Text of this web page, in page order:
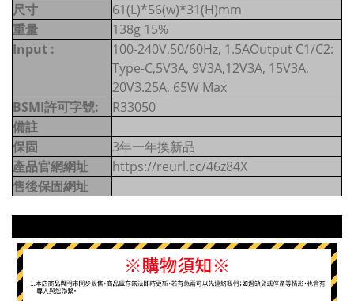
尺寸
61(L)*56(w)*31(H)mm
重量
138g 15%
Input :
100-240V,50/60Hz, 1.5AOutput C1/C2:
Type-C,5V3A, 9V3A,12V3A, 15V3A,
20V3.25A, 65W Max
BSMI許可字號:
R33050
備註
保固
3年一年換新品
產品官網網址
https://reurl.cc/46z84X
售後保固網址